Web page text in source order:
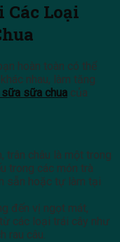
Loại
hoàn toàn có thể
nhau, làm tăng
sữa chua của
trân châu là một trong
trong các món trà
sẵn hoặc tự làm tại
đến vị ngọt mát,
các loại trái cây như
rau câu.